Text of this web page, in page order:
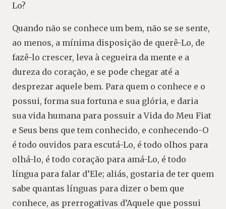
Lo?
Quando não se conhece um bem, não se se sente,
ao menos, a mínima disposição de querê-Lo, de
fazê-lo crescer, leva à cegueira da mente e a
dureza do coração, e se pode chegar até a
desprezar aquele bem. Para quem o conhece e o
possui, forma sua fortuna e sua glória, e daria
sua vida humana para possuir a Vida do Meu Fiat
e Seus bens que tem conhecido, e conhecendo-O
é todo ouvidos para escutá-Lo, é todo olhos para
olhá-lo, é todo coração para amá-Lo, é todo
língua para falar d’Ele; aliás, gostaria de ter quem
sabe quantas línguas para dizer o bem que
conhece, as prerrogativas d’Aquele que possui